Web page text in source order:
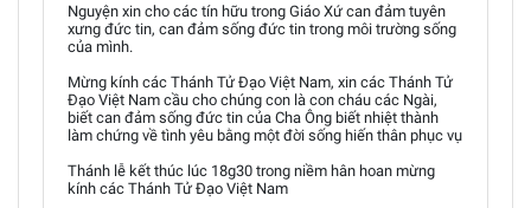
Nguyện xin cho các tín hữu trong Giáo Xứ can đảm tuyên
xưng đức tin, can đảm sống đức tin trong môi trường sống
của mình.
Mừng kính các Thánh Tử Đạo Việt Nam, xin các Thánh Tử
Đạo Việt Nam cầu cho chúng con là con cháu các Ngài,
biết can đảm sống đức tin của Cha Ông biết nhiệt thành
làm chứng về tình yêu bằng một đời sống hiến thân phục vụ
Thánh lễ kết thúc lúc 18g30 trong niềm hân hoan mừng
kính các Thánh Tử Đạo Việt Nam